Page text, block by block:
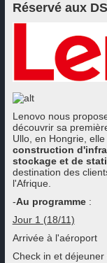
Réservé aux
Lenovo nous
découvrir sa
Ullo, en Hongrie,
construction
stockage et de
destination des
l'Afrique.
-Au programme :
Jour 1 (18/11)
Arrivée à l'aéroport
Check in et déjeuner